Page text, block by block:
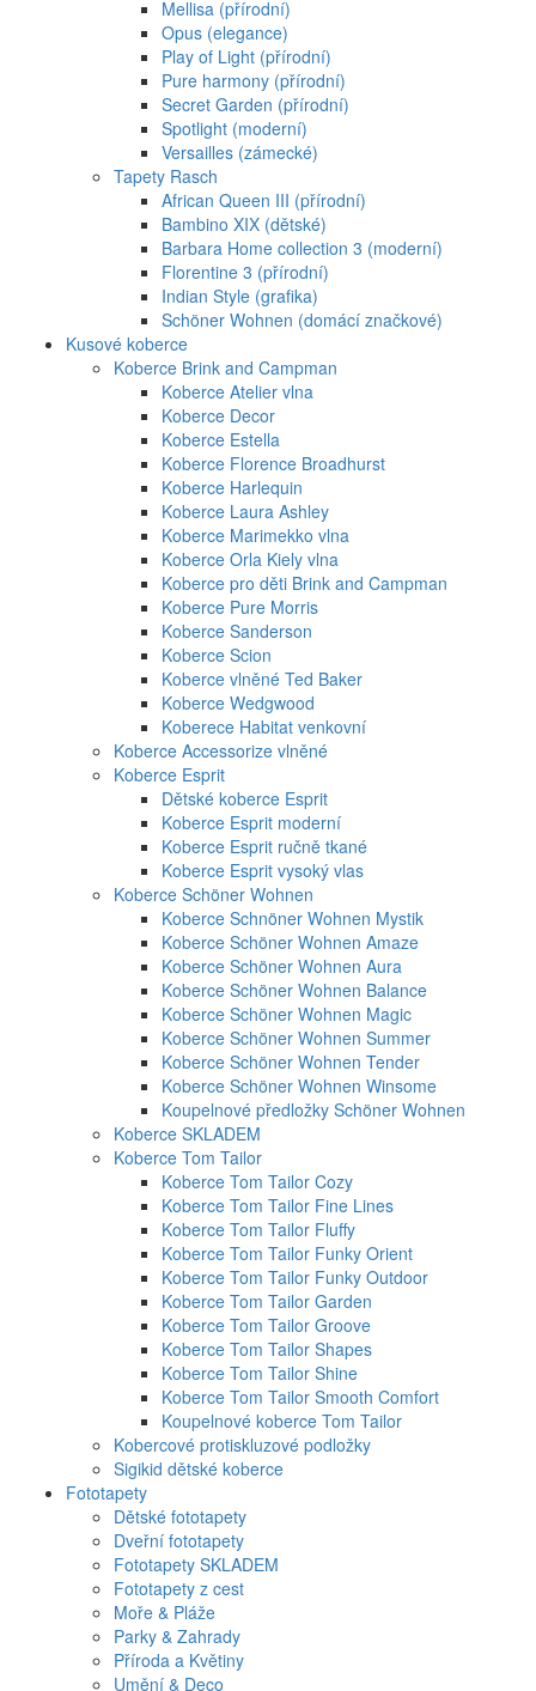
Mellisa (přírodní)
Opus (elegance)
Play of Light (přírodní)
Pure harmony (přírodní)
Secret Garden (přírodní)
Spotlight (moderní)
Versailles (zámecké)
Tapety Rasch
African Queen III (přírodní)
Bambino XIX (dětské)
Barbara Home collection 3 (moderní)
Florentine 3 (přírodní)
Indian Style (grafika)
Schöner Wohnen (domácí značkové)
Kusové koberce
Koberce Brink and Campman
Koberce Atelier vlna
Koberce Decor
Koberce Estella
Koberce Florence Broadhurst
Koberce Harlequin
Koberce Laura Ashley
Koberce Marimekko vlna
Koberce Orla Kiely vlna
Koberce pro děti Brink and Campman
Koberce Pure Morris
Koberce Sanderson
Koberce Scion
Koberce vlněné Ted Baker
Koberce Wedgwood
Koberece Habitat venkovní
Koberce Accessorize vlněné
Koberce Esprit
Dětské koberce Esprit
Koberce Esprit moderní
Koberce Esprit ručně tkané
Koberce Esprit vysoký vlas
Koberce Schöner Wohnen
Koberce Schnöner Wohnen Mystik
Koberce Schöner Wohnen Amaze
Koberce Schöner Wohnen Aura
Koberce Schöner Wohnen Balance
Koberce Schöner Wohnen Magic
Koberce Schöner Wohnen Summer
Koberce Schöner Wohnen Tender
Koberce Schöner Wohnen Winsome
Koupelnové předložky Schöner Wohnen
Koberce SKLADEM
Koberce Tom Tailor
Koberce Tom Tailor Cozy
Koberce Tom Tailor Fine Lines
Koberce Tom Tailor Fluffy
Koberce Tom Tailor Funky Orient
Koberce Tom Tailor Funky Outdoor
Koberce Tom Tailor Garden
Koberce Tom Tailor Groove
Koberce Tom Tailor Shapes
Koberce Tom Tailor Shine
Koberce Tom Tailor Smooth Comfort
Koupelnové koberce Tom Tailor
Kobercové protiskluzové podložky
Sigikid dětské koberce
Fototapety
Dětské fototapety
Dveřní fototapety
Fototapety SKLADEM
Fototapety z cest
Moře & Pláže
Parky & Zahrady
Příroda a Květiny
Umění & Deco